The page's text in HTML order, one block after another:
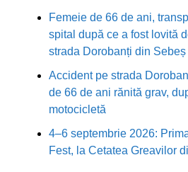
Femeie de 66 de ani,
spital după ce a fost lovită
strada Dorobanți din Sebeș
Accident pe strada
de 66 de ani rănită grav,
motocicletă
4–6 septembrie 2026:
Fest, la Cetatea Greavilor